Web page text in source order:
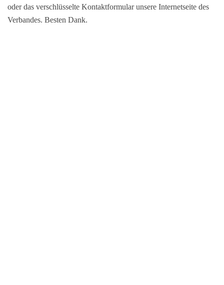
oder das verschlüsselte Kontaktformular unsere Internetseite des
Verbandes. Besten Dank.